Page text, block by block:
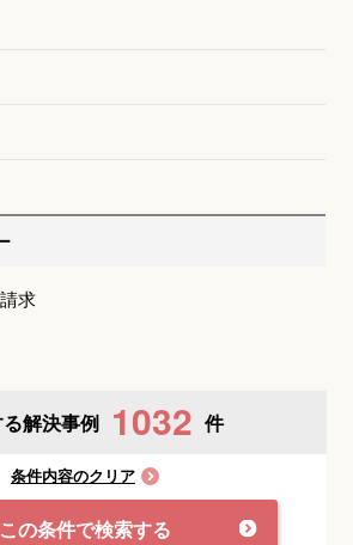
求
解決事例 1032 件
条件内容のクリア
この条件で検索する